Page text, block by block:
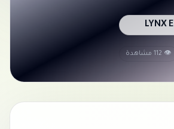
LYNX
👁 112 مشاهدة